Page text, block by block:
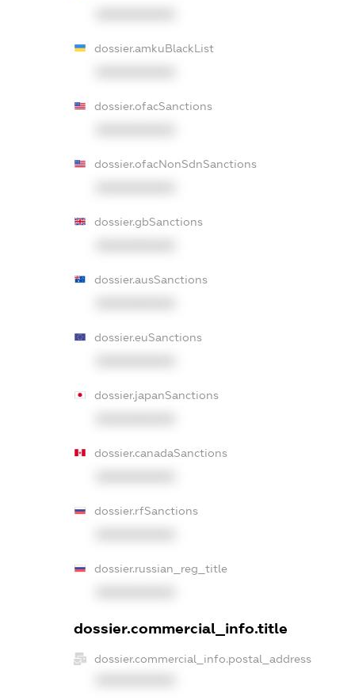
dossier.amkuBlackList
dossier.ofacSanctions
dossier.ofacNonSdnSanctions
dossier.gbSanctions
dossier.ausSanctions
dossier.euSanctions
dossier.japanSanctions
dossier.canadaSanctions
dossier.rfSanctions
dossier.russian_reg_title
dossier.commercial_info.title
dossier.commercial_info.postal_address